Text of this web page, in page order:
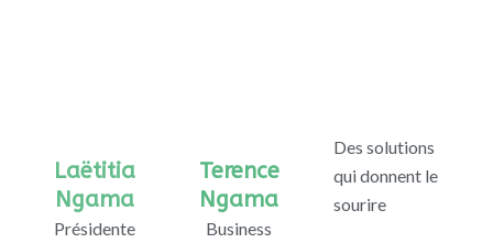
Laëtitia
Ngama
Présidente
Terence
Ngama
Business
Des solutions
qui donnent le
sourire